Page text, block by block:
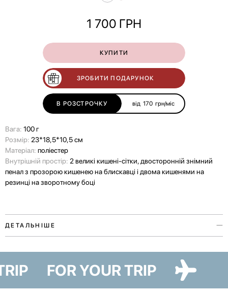
1 700 ГРН
КУПИТИ
ЗРОБИТИ ПОДАРУНОК
В РОЗСТРОЧКУ від 170 грн/міс
Вага: 100 г
Розмір: 23*18,5*10,5 см
Матеріал: поліестер
Внутрішній простір: 2 великі кишені-сітки, двосторонній знімний
пенал з прозорою кишенею на блискавці і двома кишенями на
резинці на зворотному боці
ДЕТАЛЬНІШЕ
варіантах — Cat Paw та Dog Paw — ілюстрації до яких створила
художниця Ірина Максимова.FOR YOUR TRIP